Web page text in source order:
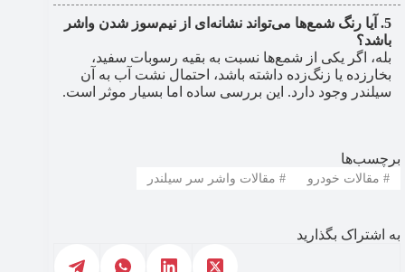
آیا رنگ شمع‌ها می‌تواند نشانه‌ای از نیم‌سوز شدن واشر
باشد؟
بله، اگر یکی از شمع‌ها نسبت به بقیه رسوبات سفید،
بخارزده یا زنگ‌زده داشته باشد، احتمال نشت آب به آن
سیلندر وجود دارد. این بررسی ساده اما بسیار موثر است.
برچسب‌ها
#مقالات خودرو #مقالات واشر سر سیلندر
به اشتراک بگذارید